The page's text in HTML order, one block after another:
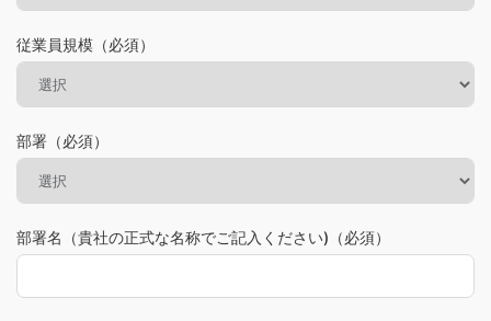
従業員規模（必須）
部署（必須）
部署名（貴社の正式な名称でご記入ください)（必須）